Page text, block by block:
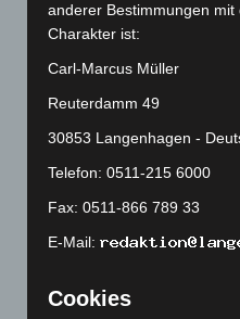
September 2022(205)
(177)
April 2022(198)
März 2022(221)
Februar 2022(189)
anderer Bestimmungen
Charakter ist:
Carl-Marcus Müller
Reuterdamm 49
30853 Langenhagen -
Telefon: 0511-215 6000
Fax: 0511-866 789 33
E-Mail:
Cookies